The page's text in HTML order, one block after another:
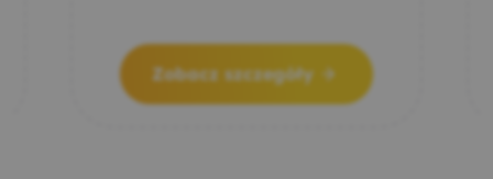
Zobacz szczegóły